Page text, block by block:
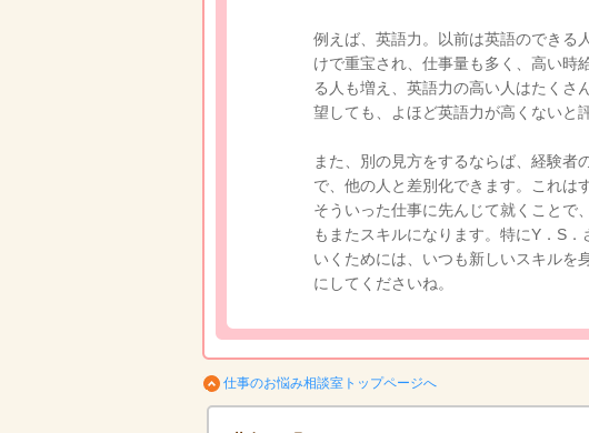
例えば、英語力。以前は英語のできる
けで重宝され、仕事量も多く、高い時
る人も増え、英語力の高い人はたくさ
望しても、よほど英語力が高くないと
また、別の見方をするならば、経験者
で、他の人と差別化できます。これは
そういった仕事に先んじて就くことで
もまたスキルになります。特にY．S
いくためには、いつも新しいスキルを
にしてくださいね。
仕事のお悩み相談室トップページへ